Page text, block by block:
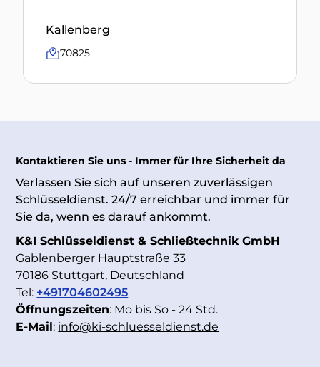
Kallenberg
70825
Kontaktieren Sie uns - Immer für Ihre Sicherheit da
Verlassen Sie sich auf unseren zuverlässigen
Schlüsseldienst. 24/7 erreichbar und immer für
Sie da, wenn es darauf ankommt.
K&I Schlüsseldienst & Schließtechnik GmbH
Gablenberger Hauptstraße 33
70186 Stuttgart, Deutschland
Tel: +491704602495
Öffnungszeiten: Mo bis So - 24 Std.
E-Mail: info@ki-schluesseldienst.de